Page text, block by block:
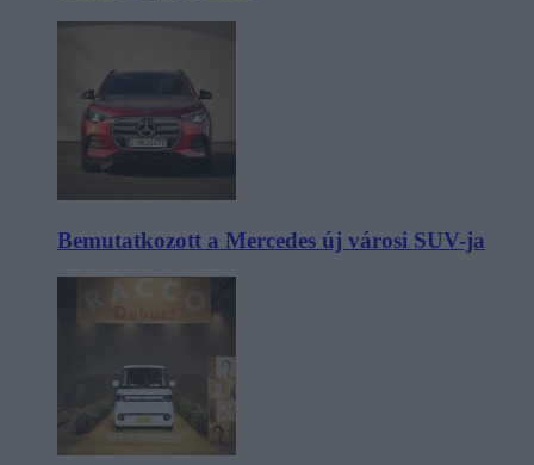
Bemutatkozott a Mercedes új városi SUV-ja